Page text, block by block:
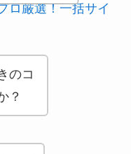
ロ厳選！一括サイ
のコ
？